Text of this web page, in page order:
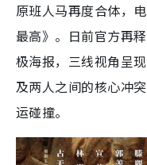
原班人马再度合体，
最高》。日前官方再
极海报，三线视角呈
及两人之间的核心冲
运碰撞。